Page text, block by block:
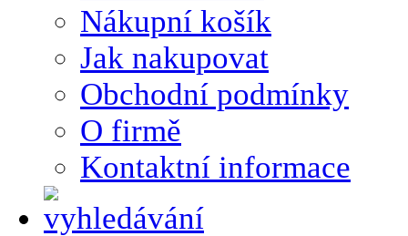
Nákupní košík
Jak nakupovat
Obchodní podmínky
O firmě
Kontaktní informace